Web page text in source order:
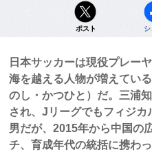
ポスト
日本サッカーは現役プレー
海を越える人物が増えてい
のし・かつひと）だ。三浦
され、Jリーグでもフィジ
男だが、2015年から中国の
チ、育成年代の統括に携わ